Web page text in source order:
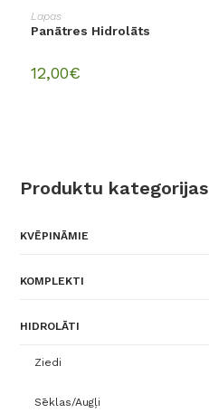
Lapas
Panātres Hidrolāts
12,00€
Produktu kategorijas
KVĒPINĀMIE
KOMPLEKTI
HIDROLĀTI
Ziedi
Sēklas/Augļi